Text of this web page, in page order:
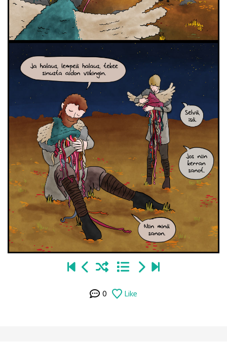
0 Like